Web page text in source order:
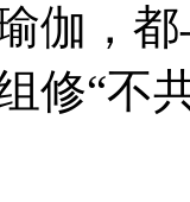
伽 ，
修“不